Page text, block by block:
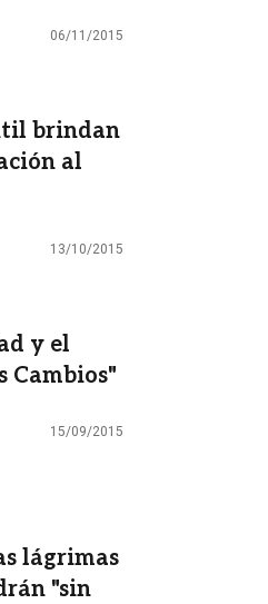
06/11/2015
brindan
al
13/10/2015
y el
Cambios"
15/09/2015
lágrimas
"sin